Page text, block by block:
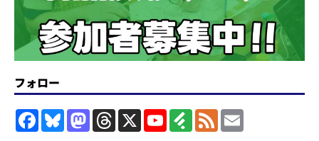
フォロー
F
a
B
M
a
T
h
X
Y
o
F
e
F
e